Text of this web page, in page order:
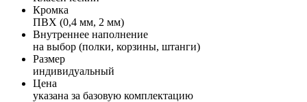
Кромка
ПВХ (0,4 мм, 2 мм)
Внутреннее наполнение
на выбор (полки, корзины, штанги)
Размер
индивидуальный
Цена
указана за базовую комплектацию